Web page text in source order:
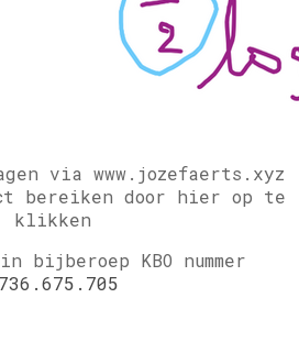
via www.jozefaerts.xyz
bereiken door hier op te
klikken
bijberoep KBO nummer